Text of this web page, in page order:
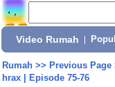
Video Rumah
Rumah>> Previous Page
hrax | Episode 75-76